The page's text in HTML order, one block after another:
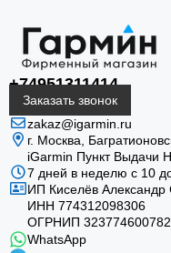
Описание
навигацию,
ограничения модели
+74951311414
Заказать звонок
zakaz@igarmin.ru
г. Москва,
iGarmin Пункт Выдачи
7 дней в неделю с 10
ИП Киселёв Александр
ИНН 774312098306
ОГРНИП
WhatsApp